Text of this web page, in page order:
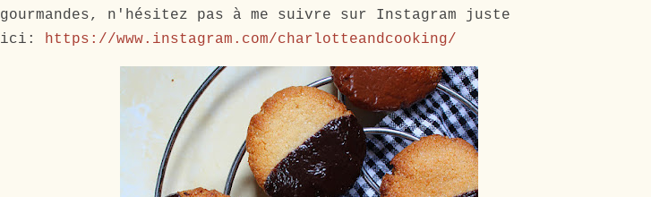
gourmandes, n'hésitez pas à me suivre sur Instagram juste
ici: https://www.instagram.com/charlotteandcooking/